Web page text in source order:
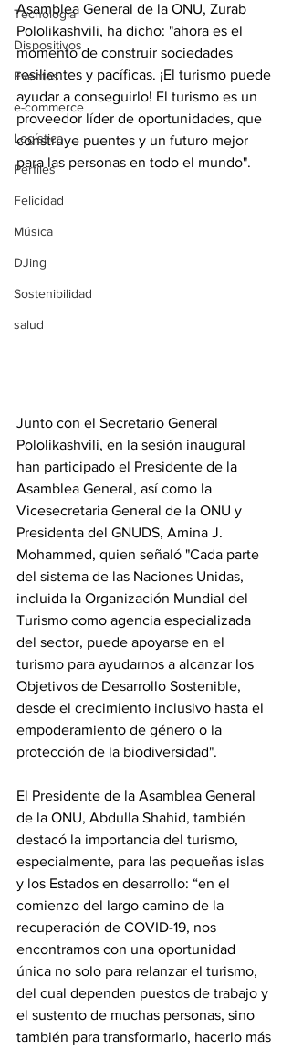
Tecnología
Dispositivos
Eventos
e-commerce
Logística
Perfiles
Felicidad
Música
DJing
Sostenibilidad
salud
Asamblea General de la ONU, Zurab
Pololikashvili, ha dicho: "ahora es el
momento de construir sociedades
resilientes y pacíficas. ¡El turismo puede
ayudar a conseguirlo! El turismo es un
proveedor líder de oportunidades, que
construye puentes y un futuro mejor
para las personas en todo el mundo".
Junto con el Secretario General
Pololikashvili, en la sesión inaugural
han participado el Presidente de la
Asamblea General, así como la
Vicesecretaria General de la ONU y
Presidenta del GNUDS, Amina J.
Mohammed, quien señaló "Cada parte
del sistema de las Naciones Unidas,
incluida la Organización Mundial del
Turismo como agencia especializada
del sector, puede apoyarse en el
turismo para ayudarnos a alcanzar los
Objetivos de Desarrollo Sostenible,
desde el crecimiento inclusivo hasta el
empoderamiento de género o la
protección de la biodiversidad".
El Presidente de la Asamblea General
de la ONU, Abdulla Shahid, también
destacó la importancia del turismo,
especialmente, para las pequeñas islas
y los Estados en desarrollo: “en el
comienzo del largo camino de la
recuperación de COVID-19, nos
encontramos con una oportunidad
única no solo para relanzar el turismo,
del cual dependen puestos de trabajo y
el sustento de muchas personas, sino
también para transformarlo, hacerlo más